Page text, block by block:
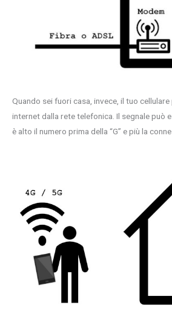
Quando sei fuori casa, invece, il tuo
internet dalla rete telefonica. Il segnale può
è alto il numero prima della “G” e più la